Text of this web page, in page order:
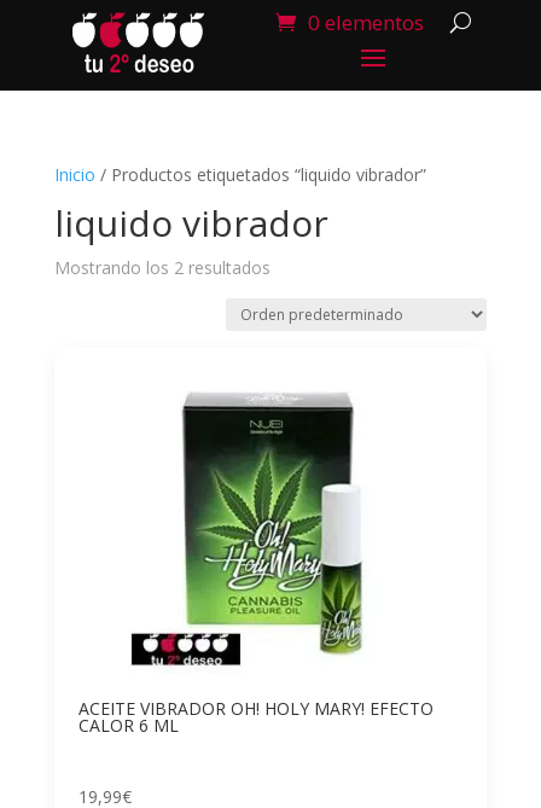
0 elementos
Inicio / Productos etiquetados “liquido vibrador”
liquido vibrador
Mostrando los 2 resultados
ACEITE VIBRADOR OH! HOLY MARY! EFECTO
CALOR 6 ML
19,99€